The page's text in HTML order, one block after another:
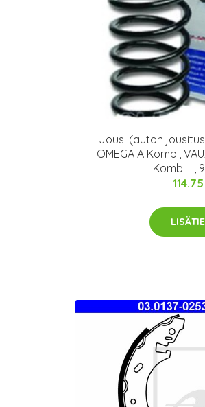
Jousi (auton
OMEGA A Kombi,
Kombi III,